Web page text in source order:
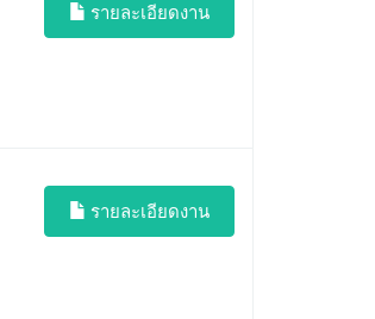
รายละเอียดงาน
รายละเอียดงาน